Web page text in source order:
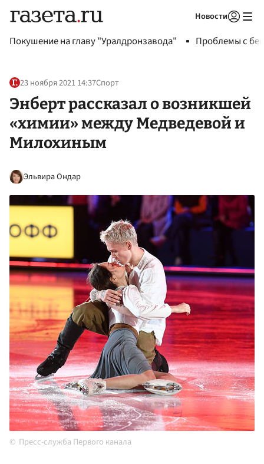
Новости
Покушение на главу "Уралдронзавода" Проблемы с
23 ноября 2021 14:37Спорт
Энберт рассказал о возникшей
«химии» между Медведевой и
Милохиным
Эльвира Ондар
Пресс-служба Первого канала